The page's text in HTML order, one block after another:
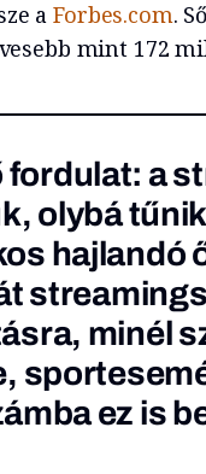
aForbes.com.
mint 172
fordulat: a
olybá
hajlandó
minél
ez is